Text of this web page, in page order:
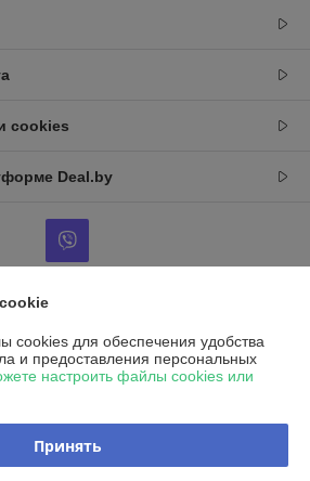
cookies
Deal.by
с/с, д.Нелидовичи, здание Литер
100348586
cookies для обеспечения удобства
и предоставления персональных
настроить файлы cookies или
Принять